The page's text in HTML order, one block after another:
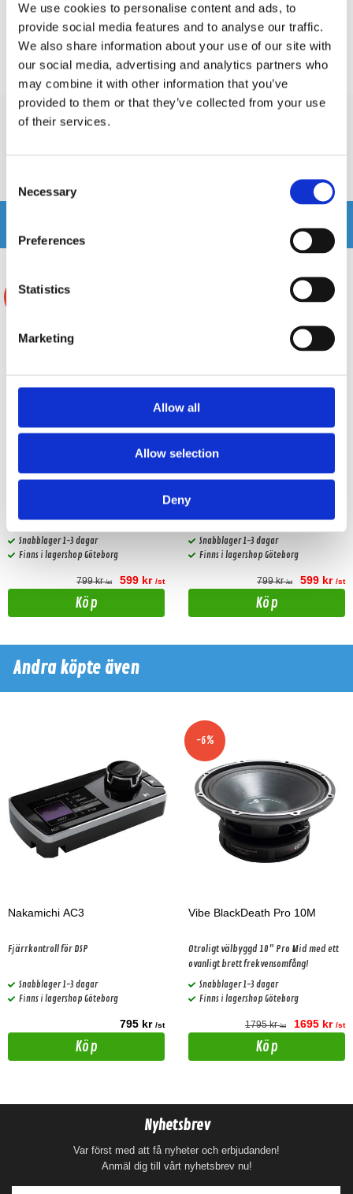
We use cookies to personalise content and ads, to
provide social media features and to analyse our traffic.
We also share information about your use of our site with
our social media, advertising and analytics partners who
may combine it with other information that you’ve
provided to them or that they’ve collected from your use
of their services.
Selection
Necessary
Preferences
Statistics
Marketing
Allow all
Allow selection
Deny
MPN: BST09/4C
Prishistorik
Lägsta pris de senaste 30 dagarna är 599 kr
-25%
Master Audio BST09/4B
verkningsgrad!!
Snabblager 1-3 dagar
Finns i lagershop Göteborg
799 kr/st 599 kr /st
Köp
Superhorn från Master Audio. 112db
verkningsgrad!!
Snabblager 1-3 dagar
Finns i lagershop Göteborg
799 kr/st 599 kr /st
Köp
Andra köpte även
Nakamichi AC3
Fjärrkontroll för DSP
Snabblager 1-3 dagar
Finns i lagershop Göteborg
795 kr /st
Köp
-6%
Vibe BlackDeath Pro 10M
Otroligt välbyggd 10" Pro Mid med ett
ovanligt brett frekvensomfång!
Snabblager 1-3 dagar
Finns i lagershop Göteborg
1795 kr/st 1695 kr /st
Köp
Nyhetsbrev
Var först med att få nyheter och erbjudanden!
Anmäl dig till vårt nyhetsbrev nu!